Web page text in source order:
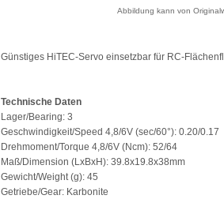
Abbildung kann von
Günstiges HiTEC-Servo einsetzbar für RC-
Technische Daten
Lager/Bearing: 3
Geschwindigkeit/Speed 4,8/6V (sec/60°): 0.20/0.17
Drehmoment/Torque 4,8/6V (Ncm): 52/64
Maß/Dimension (LxBxH): 39.8x19.8x38mm
Gewicht/Weight (g): 45
Getriebe/Gear: Karbonite